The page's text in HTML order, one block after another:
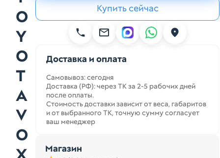
O
Y
O
T
A
V
O
Купить сейчас
Доставка и оплата
Самовывоз: сегодня
Доставка (РФ): через ТК за 2-5 рабочих дней
после оплаты.
Стоимость доставки зависит от веса, габаритов
и от выбранного ТК, точную сумму согласует
ваш менеджер
Магазин